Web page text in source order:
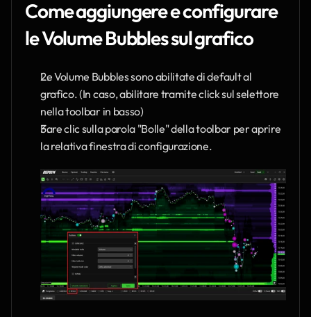
Come aggiungere e configurare
le Volume Bubbles sul grafico
Le Volume Bubbles sono abilitate di default al
grafico. (In caso, abilitare tramite click sul selettore
nella toolbar in basso)
Fare clic sulla parola "Bolle" della toolbar per aprire
la relativa finestra di configurazione.